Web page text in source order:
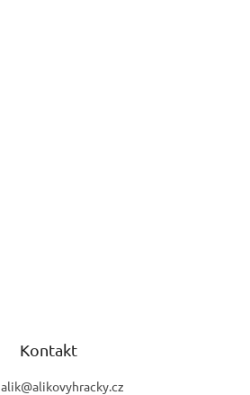
Kontakt
alik@alikovyhracky.cz